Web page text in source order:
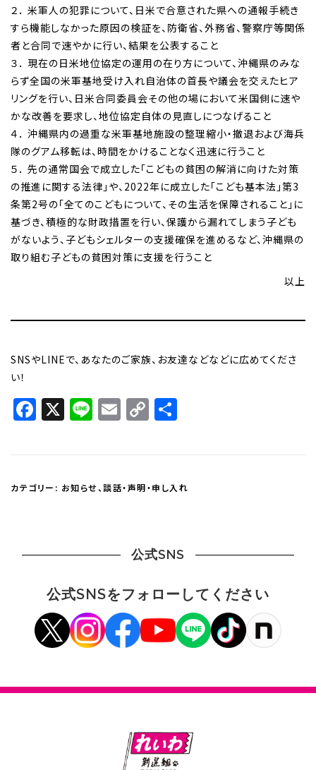
２． 米軍人の犯罪について、日米で合意された県への通報手続き
すら機能しなかった原因の検証を、防衛省、外務省、警察庁等関係
者と合同で速やかに行い、結果を公表すること
３． 現在の日米地位協定の運用の在り方について、沖縄県のみな
らず全国の米軍基地受け入れ自治体の首長や議会を交えたヒア
リングを行い、日米合同委員会その他の場において米国側に速や
かな改善を要求し、地位協定自体の見直しにつなげること
４． 沖縄県内の過重な米軍基地施設の整理縮小・撤退および海兵
隊のグアム移転は、時間をかけることなく迅速に行うこと
５． 先の通常国会で成立した「こどもの貧困の解消に向けた対策
の推進に関する法律」や、2022年に成立した「こども基本法」第3
条第2号の「全てのこどもについて、その生活を保障されること」に
基づき、積極的な財政措置を行い、保護から漏れてしまう子ども
がないよう、子どもシェルターの支援確保を進めるなど、沖縄県の
取り組む子どもの貧困対策に支援を行うこと
以上
SNSやLINEで、あなたのご家族、お友達などなどに広めてくださ
い！
Facebook
X LineEmail
Copy
カテゴリー: お知らせ、談話・声明・申し入れ
公式SNS
公式SNSをフォローしてください